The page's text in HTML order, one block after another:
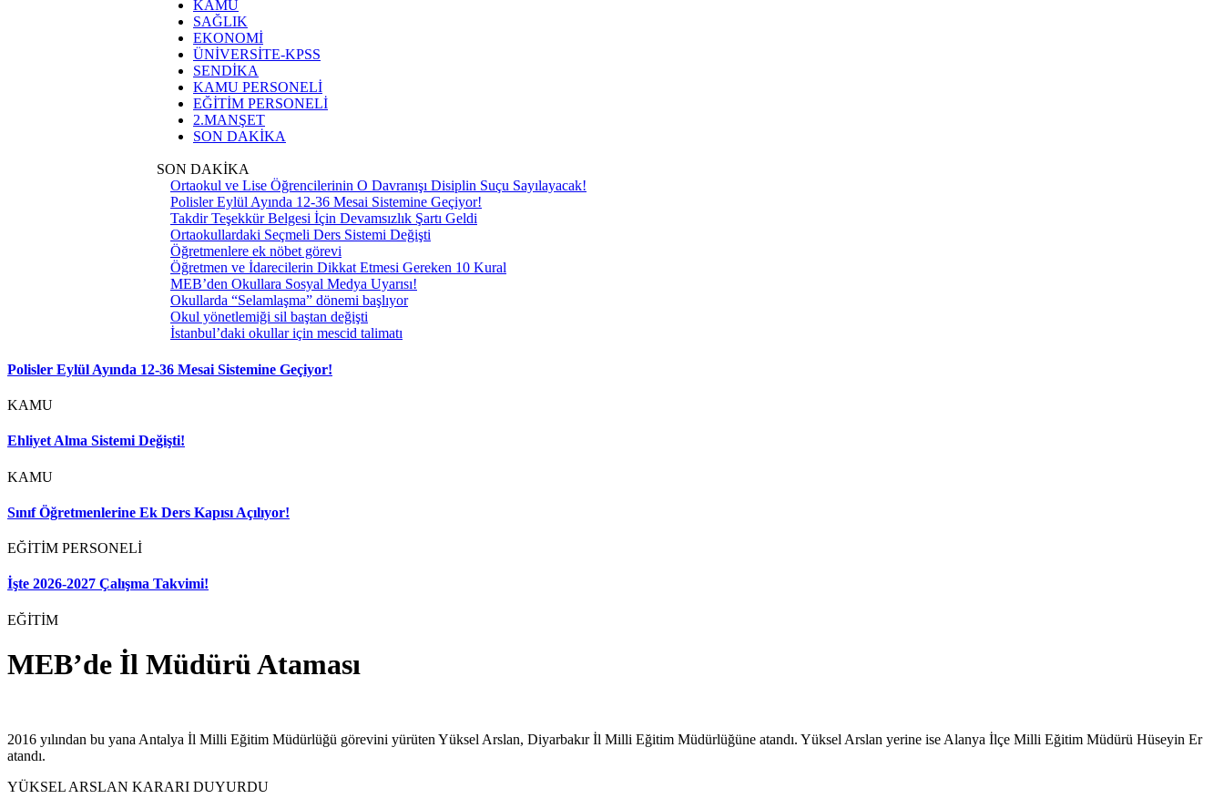
KAMU
SAĞLIK
EKONOMİ
ÜNİVERSİTE-KPSS
SENDİKA
KAMU PERSONELİ
EĞİTİM PERSONELİ
2.MANŞET
SON DAKİKA
SON DAKİKA
Ortaokul ve Lise Öğrencilerinin O Davranışı Disiplin Suçu Sayılayacak!
Polisler Eylül Ayında 12-36 Mesai Sistemine Geçiyor!
Takdir Teşekkür Belgesi İçin Devamsızlık Şartı Geldi
Ortaokullardaki Seçmeli Ders Sistemi Değişti
Öğretmenlere ek nöbet görevi
Öğretmen ve İdarecilerin Dikkat Etmesi Gereken 10 Kural
MEB’den Okullara Sosyal Medya Uyarısı!
Okullarda “Selamlaşma” dönemi başlıyor
Okul yönetlemiği sil baştan değişti
İstanbul’daki okullar için mescid talimatı
Polisler Eylül Ayında 12-36 Mesai Sistemine Geçiyor!
KAMU
Ehliyet Alma Sistemi Değişti!
KAMU
Sınıf Öğretmenlerine Ek Ders Kapısı Açılıyor!
EĞİTİM PERSONELİ
İşte 2026-2027 Çalışma Takvimi!
EĞİTİM
MEB’de İl Müdürü Ataması
2016 yılından bu yana Antalya İl Milli Eğitim Müdürlüğü görevini yürüten Yüksel Arslan, Diyarbakır İl Milli Eğitim Müdürlüğüne atandı. Yüksel Arslan yerine ise Alanya İlçe Milli Eğitim Müdürü Hüseyin Er
atandı.
YÜKSEL ARSLAN KARARI DUYURDU